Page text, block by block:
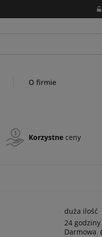
O firmie
Korzystneceny
duża ilość
24 godziny
Darmowa